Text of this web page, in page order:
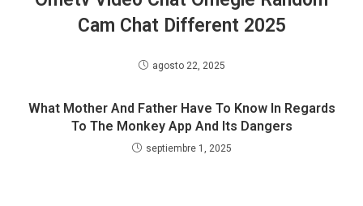
Cam Chat Different 2025
agosto 22, 2025
What Mother And Father Have To Know In Regards
To The Monkey App And Its Dangers
septiembre 1, 2025